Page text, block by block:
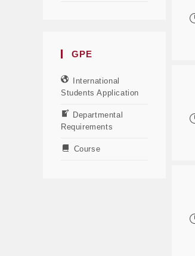
GPE
International
Students Application
Departmental
Requirements
Course